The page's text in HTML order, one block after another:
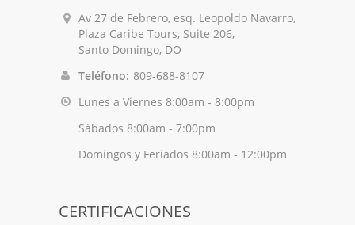
Av 27 de Febrero, esq. Leopoldo Navarro,
Plaza Caribe Tours, Suite 206,
Santo Domingo, DO
Teléfono: 809-688-8107
Lunes a Viernes 8:00am - 8:00pm
Sábados 8:00am - 7:00pm
Domingos y Feriados 8:00am - 12:00pm
CERTIFICACIONES